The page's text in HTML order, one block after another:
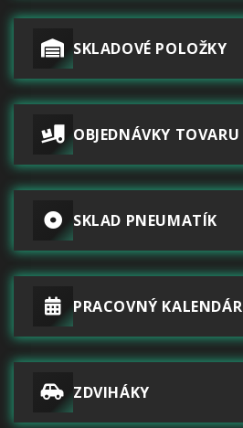
SKLADOVÉ POLOŽKY
OBJEDNÁVKY TOVARU
SKLAD PNEUMATÍK
PRACOVNÝ KALENDÁR
ZDVIHÁKY